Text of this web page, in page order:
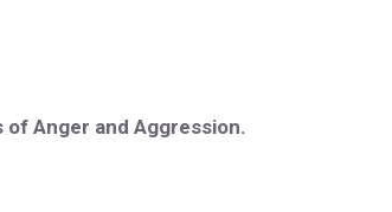
Anger and Aggression.